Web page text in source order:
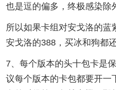
也是逗的偏多，终极感染
所以如果卡组对安戈洛的蓝
安戈洛的388，买冰和狗都还
7、每个版本的头十包卡是
议每个版本的卡包都要开一